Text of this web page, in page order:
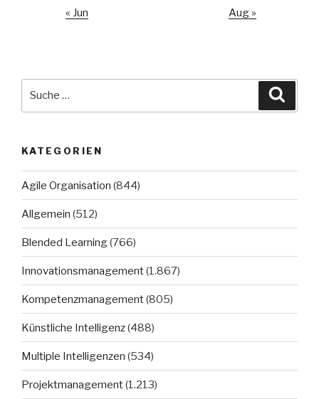
« Jun Aug »
KATEGORIEN
Agile Organisation (844)
Allgemein (512)
Blended Learning(766)
Innovationsmanagement(1.867)
Kompetenzmanagement(805)
Künstliche Intelligenz(488)
Multiple Intelligenzen (534)
Projektmanagement(1.213)